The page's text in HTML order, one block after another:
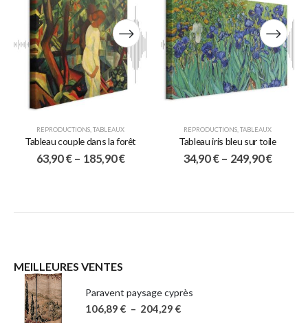
REPRODUCTIONS TABLEAUX
Tableau couple dans la forêt
63,90€ – 185,90€
REPRODUCTIONS TABLEAUX
Tableau iris bleu sur toile
34,90€ – 249,90€
MEILLEURES VENTES
Paravent paysage cyprès
106,89 € – 204,29 €